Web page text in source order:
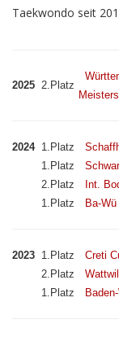
Taekwondo seit
2025 2.Platz
20241.Platz
1.Platz
2.Platz
Int.
1.Platz
Ba-
2023 1.Platz Creti
2.Platz
1.Platz